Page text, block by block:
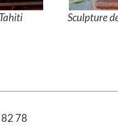
Sculpture
78